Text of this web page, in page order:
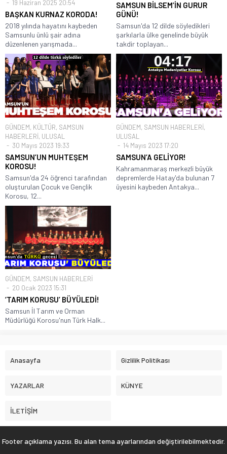
19 Haziran 2025 20:54
BAŞKAN KURNAZ KORODA!
2018 yılında hayatını kaybeden
Samsunlu ünlü şair adına
düzenlenen yarışmada...
SAMSUN BİLSEM’İN GURUR
GÜNÜ!
Samsun'da 12 dilde söyledikleri
şarkılarla ülke genelinde büyük
takdir toplayan...
GÜNDEM, KÜLTÜR, SAMSUN
HABERLERİ, ULUSAL
30 Mayıs 2023 19:33
SAMSUN’UN MUHTEŞEM
KOROSU!
Samsun'da 24 öğrenci tarafından
oluşturulan Çocuk ve Gençlik
Korosu, 12...
GÜNDEM, SAMSUN HABERLERİ,
ULUSAL
14 Mayıs 2023 17:20
SAMSUN’A GELİYOR!
Kahramanmaraş merkezli büyük
depremlerde Hatay'da bulunan 7
üyesini kaybeden Antakya...
GÜNDEM, SAMSUN HABERLERİ
20 Ocak 2023 15:31
‘TARIM KORUSU’ BÜYÜLEDİ!
Samsun İl Tarım ve Orman
Müdürlüğü Korosu'nun Türk Halk...
Anasayfa Gizlilik Politikası
YAZARLAR KÜNYE
İLETİŞİM
Footer açıklama yazısı. Bu alan tema ayarlarından değiştirilebilmektedir.